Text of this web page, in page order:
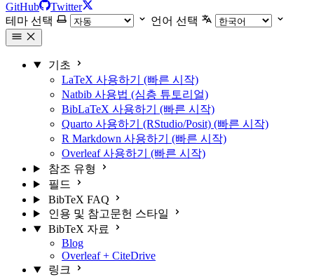
GitHub
Twitter
테마 선택
언어 선택
기초
LaTeX 사용하기 (빠른 시작)
Natbib 사용법 (심층 튜토리얼)
BibLaTeX 사용하기 (빠른 시작)
Quarto 사용하기 (RStudio/Posit) (빠른 시작)
R Markdown 사용하기 (빠른 시작)
Overleaf 사용하기 (빠른 시작)
참조 유형
필드
BibTeX FAQ
인용 및 참고문헌 스타일
BibTeX 자료
Blog
Overleaf + CiteDrive
링크